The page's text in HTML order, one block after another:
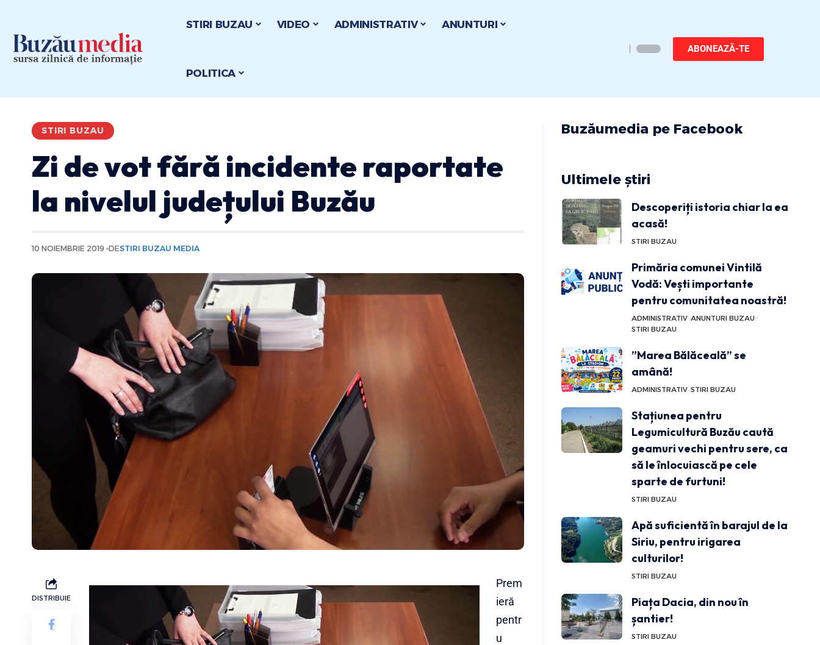
STIRI BUZAU VIDEO ADMINISTRATIV ANUNTURI
POLITICA
ABONEAZĂ-TE
STIRI BUZAU
Zi de vot fără incidente raportate
la nivelul județului Buzău
10 NOIEMBRIE 2019 DESTIRI BUZAU MEDIA
DISTRIBUIE
Prem
ieră
pentr
u
Buzăumedia pe Facebook
Ultimele știri
Descoperiți istoria chiar la ea
acasă!
STIRI BUZAU
Primăria comunei Vintilă
Vodă: Vești importante
pentru comunitatea noastră!
ADMINISTRATIV ANUNTURI BUZAU
STIRI BUZAU
”Marea Bălăceală” se
amână!
ADMINISTRATIV STIRI BUZAU
Stațiunea pentru
Legumicultură Buzău caută
geamuri vechi pentru sere, ca
să le înlocuiască pe cele
sparte de furtuni!
STIRI BUZAU
Apă suficientă în barajul de la
Siriu, pentru irigarea
culturilor!
STIRI BUZAU
Piața Dacia, din nou în
șantier!
STIRI BUZAU